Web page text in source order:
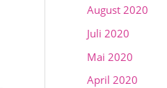
August 2020
Juli 2020
Mai 2020
April 2020